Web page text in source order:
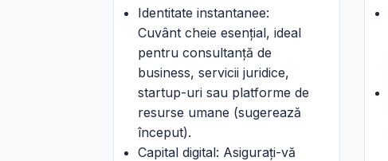
Identitate instantanee:
Cuvânt cheie esențial, ideal
pentru consultanță de
business, servicii juridice,
startup-uri sau platforme de
resurse umane (sugerează
început).
Capital digital: Asigurați-vă